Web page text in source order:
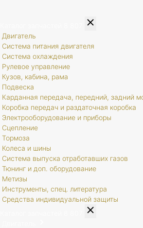
Двигатель
Система питания двигателя
Система охлаждения
Рулевое управление
Кузов, кабина, рама
Подвеска
Карданная передача, передний, задний
Коробка передач и раздаточная коробка
Электрооборудование и приборы
Сцепление
Тормоза
Колеса и шины
Система выпуска отработавших газов
Тюнинг и доп. оборудование
Метизы
Инструменты, спец. литература
Средства индивидуальной защиты